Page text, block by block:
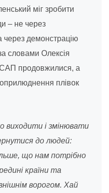
міг зробити
– не через
демонстрацію
словами Олексія
продовжилися, а
плівок
виходити і змінювати
до людей:
що нам потрібно
країни та
ворогом. Хай